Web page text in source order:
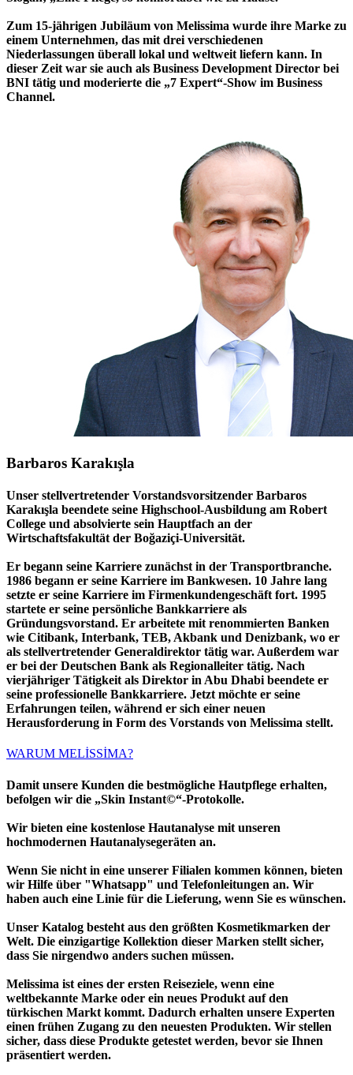
Zum 15-jährigen Jubiläum von Melissima wurde ihre Marke zu
einem Unternehmen, das mit drei verschiedenen
Niederlassungen überall lokal und weltweit liefern kann. In
dieser Zeit war sie auch als Business Development Director bei
BNI tätig und moderierte die „7 Expert“-Show im Business
Channel.
Barbaros Karakışla
Unser stellvertretender Vorstandsvorsitzender Barbaros
Karakışla beendete seine Highschool-Ausbildung am Robert
College und absolvierte sein Hauptfach an der
Wirtschaftsfakultät der Boğaziçi-Universität.
Er begann seine Karriere zunächst in der Transportbranche.
1986 begann er seine Karriere im Bankwesen. 10 Jahre lang
setzte er seine Karriere im Firmenkundengeschäft fort. 1995
startete er seine persönliche Bankkarriere als
Gründungsvorstand. Er arbeitete mit renommierten Banken
wie Citibank, Interbank, TEB, Akbank und Denizbank, wo er
als stellvertretender Generaldirektor tätig war. Außerdem war
er bei der Deutschen Bank als Regionalleiter tätig. Nach
vierjähriger Tätigkeit als Direktor in Abu Dhabi beendete er
seine professionelle Bankkarriere. Jetzt möchte er seine
Erfahrungen teilen, während er sich einer neuen
Herausforderung in Form des Vorstands von Melissima stellt.
WARUM MELİSSİMA?
Damit unsere Kunden die bestmögliche Hautpflege erhalten,
befolgen wir die „Skin Instant©“-Protokolle.
Wir bieten eine kostenlose Hautanalyse mit unseren
hochmodernen Hautanalysegeräten an.
Wenn Sie nicht in eine unserer Filialen kommen können, bieten
wir Hilfe über "Whatsapp" und Telefonleitungen an. Wir
haben auch eine Linie für die Lieferung, wenn Sie es wünschen.
Unser Katalog besteht aus den größten Kosmetikmarken der
Welt. Die einzigartige Kollektion dieser Marken stellt sicher,
dass Sie nirgendwo anders suchen müssen.
Melissima ist eines der ersten Reiseziele, wenn eine
weltbekannte Marke oder ein neues Produkt auf den
türkischen Markt kommt. Dadurch erhalten unsere Experten
einen frühen Zugang zu den neuesten Produkten. Wir stellen
sicher, dass diese Produkte getestet werden, bevor sie Ihnen
präsentiert werden.